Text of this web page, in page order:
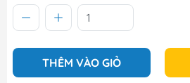
THÊM VÀO GIỎ